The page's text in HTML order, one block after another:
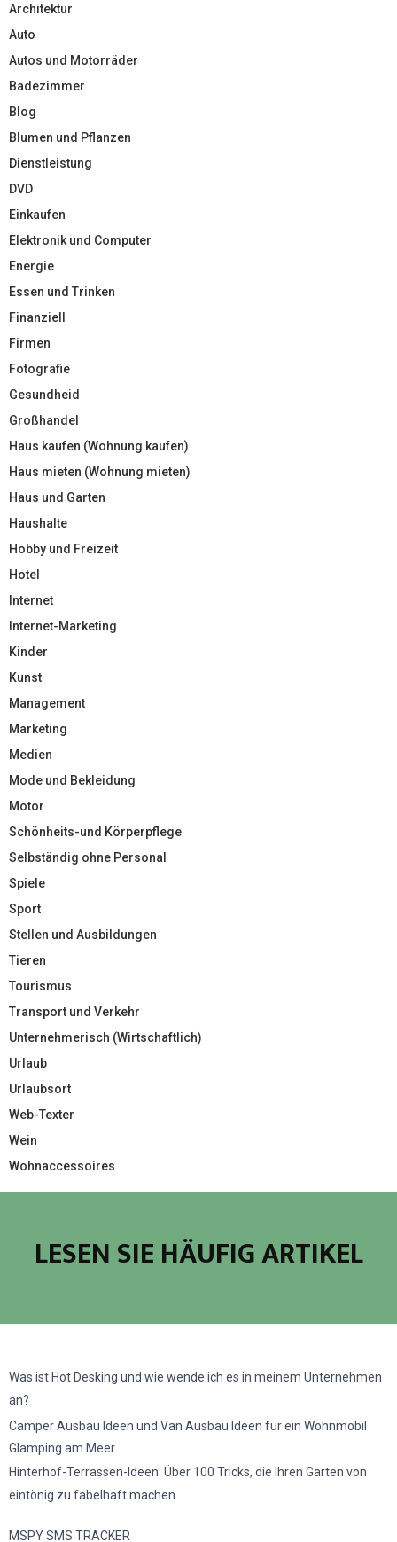
Architektur
Auto
Autos und Motorräder
Badezimmer
Blog
Blumen und Pflanzen
Dienstleistung
DVD
Einkaufen
Elektronik und Computer
Energie
Essen und Trinken
Finanziell
Firmen
Fotografie
Gesundheid
Großhandel
Haus kaufen (Wohnung kaufen)
Haus mieten (Wohnung mieten)
Haus und Garten
Haushalte
Hobby und Freizeit
Hotel
Internet
Internet-Marketing
Kinder
Kunst
Management
Marketing
Medien
Mode und Bekleidung
Motor
Schönheits-und Körperpflege
Selbständig ohne Personal
Spiele
Sport
Stellen und Ausbildungen
Tieren
Tourismus
Transport und Verkehr
Unternehmerisch (Wirtschaftlich)
Urlaub
Urlaubsort
Web-Texter
Wein
Wohnaccessoires
LESEN SIE HÄUFIG ARTIKEL
Was ist Hot Desking und wie wende ich es in meinem Unternehmen
an?
Camper Ausbau Ideen und Van Ausbau Ideen für ein Wohnmobil
Glamping am Meer
Hinterhof-Terrassen-Ideen: Über 100 Tricks, die Ihren Garten von
eintönig zu fabelhaft machen
MSPY SMS TRACKER